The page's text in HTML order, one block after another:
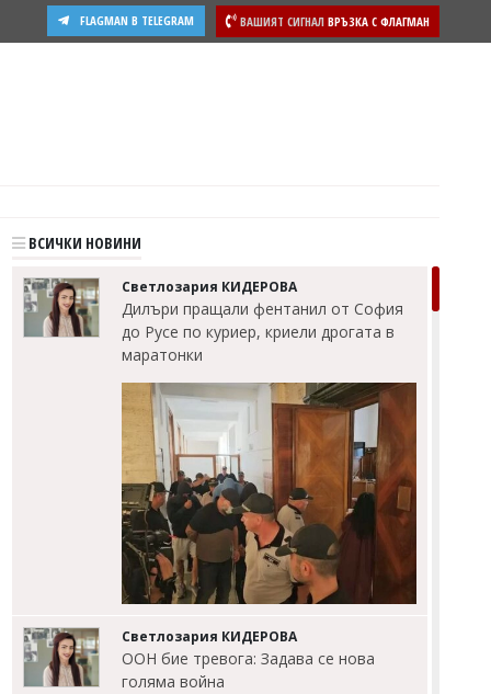
ВАШИЯТ СИГНАЛ ВРЪЗКА С ФЛАГМАН
FLAGMAN В TELEGRAM
ВСИЧКИ НОВИНИ
Светлозария КИДЕРОВА
Дилъри пращали фентанил от София
до Русе по куриер, криели дрогата в
маратонки
Светлозария КИДЕРОВА
ООН бие тревога: Задава се нова
голяма война